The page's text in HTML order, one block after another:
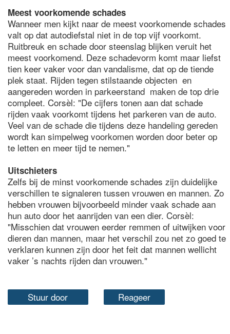
Meest voorkomende schades
Wanneer men kijkt naar de meest voorkomende schades
valt op dat autodiefstal niet in de top vijf voorkomt.
Ruitbreuk en schade door steenslag blijken veruit het
meest voorkomend. Deze schadevorm komt maar liefst
tien keer vaker voor dan vandalisme, dat op de tiende
plek staat. Rijden tegen stilstaande objecten en
aangereden worden in parkeerstand maken de top drie
compleet. Corsèl: "De cijfers tonen aan dat schade
rijden vaak voorkomt tijdens het parkeren van de auto.
Veel van de schade die tijdens deze handeling gereden
wordt kan simpelweg voorkomen worden door beter op
te letten en meer tijd te nemen."
Uitschieters
Zelfs bij de minst voorkomende schades zijn duidelijke
verschillen te signaleren tussen vrouwen en mannen. Zo
hebben vrouwen bijvoorbeeld minder vaak schade aan
hun auto door het aanrijden van een dier. Corsèl:
"Misschien dat vrouwen eerder remmen of uitwijken voor
dieren dan mannen, maar het verschil zou net zo goed te
verklaren kunnen zijn door het feit dat mannen wellicht
vaker ’s nachts rijden dan vrouwen."
Stuur door Reageer